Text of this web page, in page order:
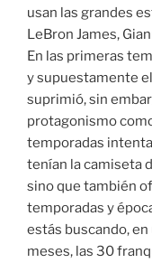
usan las grandes
LeBron James,
En las primeras
y supuestamente
suprimió, sin
protagonismo
temporadas
tenían la camiseta
sino que también
temporadas y
estás buscando,
meses, las 30